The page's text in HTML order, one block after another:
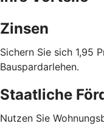
Zinsen
Sichern Sie sich 1,95
Bauspardarlehen.
Staatliche
Nutzen Sie